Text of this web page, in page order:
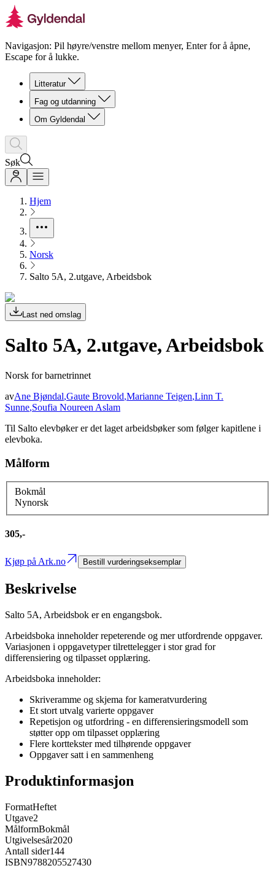
Navigasjon: Pil høyre/venstre mellom menyer, Enter for å åpne,
Escape for å lukke.
Litteratur
Fag og utdanning
Om Gyldendal
Søk
Hjem
Norsk
Salto 5A, 2.utgave, Arbeidsbok
Last ned omslag
Salto 5A, 2.utgave, Arbeidsbok
Norsk for barnetrinnet
avAne Bjøndal,Gaute Brovold,Marianne Teigen,Linn T.
Sunne,Soufia Noureen Aslam
Til Salto elevbøker er det laget arbeidsbøker som følger kapitlene i
elevboka.
Målform
Bokmål
Nynorsk
305,-
Kjøp på Ark.no Bestill vurderingseksemplar
Beskrivelse
Salto 5A, Arbeidsbok er en engangsbok.
Arbeidsboka inneholder repeterende og mer utfordrende oppgaver.
Variasjonen i oppgavetyper tilrettelegger i stor grad for
differensiering og tilpasset opplæring.
Arbeidsboka inneholder:
Skriveramme og skjema for kameratvurdering
Et stort utvalg varierte oppgaver
Repetisjon og utfordring - en differensieringsmodell som
støtter opp om tilpasset opplæring
Flere korttekster med tilhørende oppgaver
Oppgaver satt i en sammenheng
Produktinformasjon
FormatHeftet
Utgave2
MålformBokmål
Utgivelsesår2020
Antall sider144
ISBN9788205527430